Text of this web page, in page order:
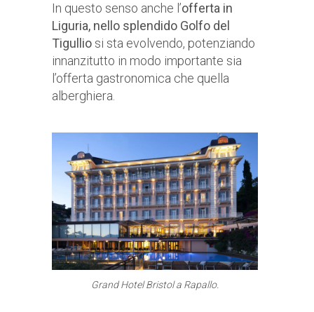
In questo senso anche l’offerta in
Liguria, nello splendido Golfo del
Tigullio si sta evolvendo, potenziando
innanzitutto in modo importante sia
l’offerta gastronomica che quella
alberghiera.
Grand Hotel Bristol a Rapallo.